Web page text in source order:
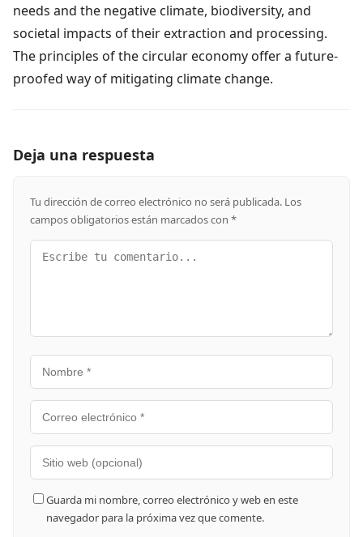
needs and the negative climate, biodiversity, and
societal impacts of their extraction and processing.
The principles of the circular economy offer a future-
proofed way of mitigating climate change.
Deja una respuesta
Tu dirección de correo electrónico no será publicada. Los
campos obligatorios están marcados con *
Guarda mi nombre, correo electrónico y web en este
navegador para la próxima vez que comente.